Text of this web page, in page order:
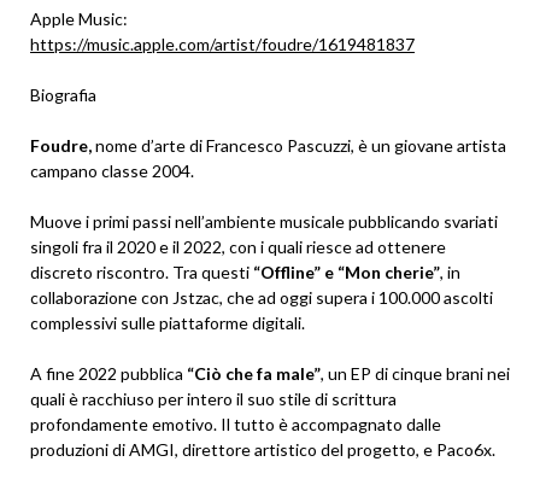
Apple Music:
https://music.apple.com/artist/foudre/1619481837
Biografia
Foudre,nome d’arte di Francesco Pascuzzi, è un giovane artista
campano classe 2004.
Muove i primi passi nell’ambiente musicale pubblicando svariati
singoli fra il 2020 e il 2022, con i quali riesce ad ottenere
discreto riscontro. Tra questi “Offline” e “Mon cherie”, in
collaborazione con Jstzac, che ad oggi supera i 100.000 ascolti
complessivi sulle piattaforme digitali.
A fine 2022 pubblica “Ciò che fa male”, un EP di cinque brani nei
quali è racchiuso per intero il suo stile di scrittura
profondamente emotivo. Il tutto è accompagnato dalle
produzioni di AMGI, direttore artistico del progetto, e Paco6x.